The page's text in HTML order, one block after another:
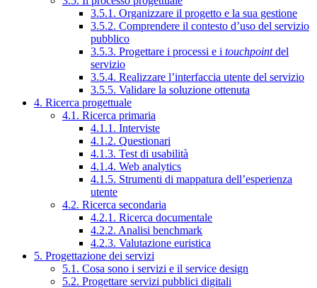
3.5.1. Organizzare il progetto e la sua gestione
3.5.2. Comprendere il contesto d’uso del servizio
pubblico
3.5.3. Progettare i processi e i touchpointdel
servizio
3.5.4. Realizzare l’interfaccia utente del servizio
3.5.5. Validare la soluzione ottenuta
4. Ricerca progettuale
4.1. Ricerca primaria
4.1.1. Interviste
4.1.2. Questionari
4.1.3. Test di usabilità
4.1.4. Web analytics
4.1.5. Strumenti di mappatura dell’esperienza
utente
4.2. Ricerca secondaria
4.2.1. Ricerca documentale
4.2.2. Analisi benchmark
4.2.3. Valutazione euristica
5. Progettazione dei servizi
5.1. Cosa sono i servizi e il service design
5.2. Progettare servizi pubblici digitali